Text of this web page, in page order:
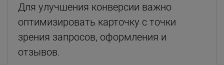
Для улучшения конверсии важно
оптимизировать карточку с точки
зрения запросов, оформления и
отзывов.